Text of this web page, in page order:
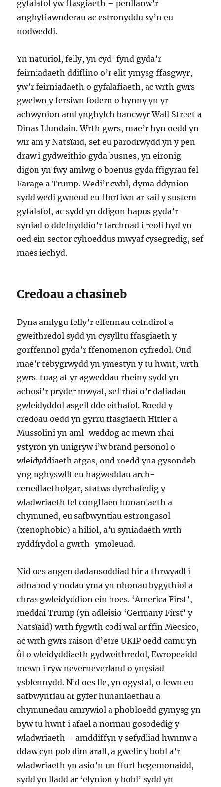
gyfalafol yw ffasgiaeth – penllanw’r
anghyfiawnderau ac estronyddu sy’n eu
nodweddi.
Yn naturiol, felly, yn cyd-fynd gyda’r
feirniadaeth ddiflino o’r elit ymysg ffasgwyr,
yw’r feirniadaeth o gyfalafiaeth, ac wrth gwrs
gwelwn y fersiwn fodern o hynny yn yr
achwynion aml ynghylch bancwyr Wall Street a
Dinas Llundain. Wrth gwrs, mae’r hyn oedd yn
wir am y Natsïaid, sef eu parodrwydd yn y pen
draw i gydweithio gyda busnes, yn eironig
digon yn fwy amlwg o boenus gyda ffigyrau fel
Farage a Trump. Wedi’r cwbl, dyma ddynion
sydd wedi gwneud eu ffortiwn ar sail y sustem
gyfalafol, ac sydd yn ddigon hapus gyda’r
syniad o ddefnyddio’r farchnad i reoli hyd yn
oed ein sector cyhoeddus mwyaf cysegredig, sef
maes iechyd.
Credoau a chasineb
Dyna amlygu felly’r elfennau cefndirol a
gweithredol sydd yn cysylltu ffasgiaeth y
gorffennol gyda’r ffenomenon cyfredol. Ond
mae’r tebygrwydd yn ymestyn y tu hwnt, wrth
gwrs, tuag at yr agweddau rheiny sydd yn
achosi’r pryder mwyaf, sef rhai o’r daliadau
gwleidyddol asgell dde eithafol. Roedd y
credoau oedd yn gyrru ffasgiaeth Hitler a
Mussolini yn aml-weddog ac mewn rhai
ystyron yn unigryw i’w brand personol o
wleidyddiaeth atgas, ond roedd yna gysondeb
yng nghyswllt eu hagweddau arch-
cenedlaetholgar, statws dyrchafedig y
wladwriaeth fel conglfaen hunaniaeth a
chymuned, eu safbwyntiau estrongasol
(xenophobic) a hiliol, a’u syniadaeth wrth-
ryddfrydol a gwrth-ymoleuad.
Nid oes angen dadansoddiad hir a thrwyadl i
adnabod y nodau yma yn nhonau bygythiol a
chras gwleidyddion ein hoes. ‘America First’,
meddai Trump (yn adleisio ‘Germany First’ y
Natsïaid) wrth fygwth codi wal ar ffin Mecsico,
ac wrth gwrs raison d’etre UKIP oedd camu yn
ôl o wleidyddiaeth gydweithredol, Ewropeaidd
mewn i ryw neverneverland o ynysiad
ysblennydd. Nid oes lle, yn ogystal, o fewn eu
safbwyntiau ar gyfer hunaniaethau a
chymunedau amrywiol a phobloedd gymysg yn
byw tu hwnt i afael a normau gosodedig y
wladwriaeth – amddiffyn y sefydliad hwnnw a
ddaw cyn pob dim arall, a gwelir y bobl a’r
wladwriaeth yn asio’n un ffurf hegemonaidd,
sydd yn lladd ar ‘elynion y bobl’ sydd yn